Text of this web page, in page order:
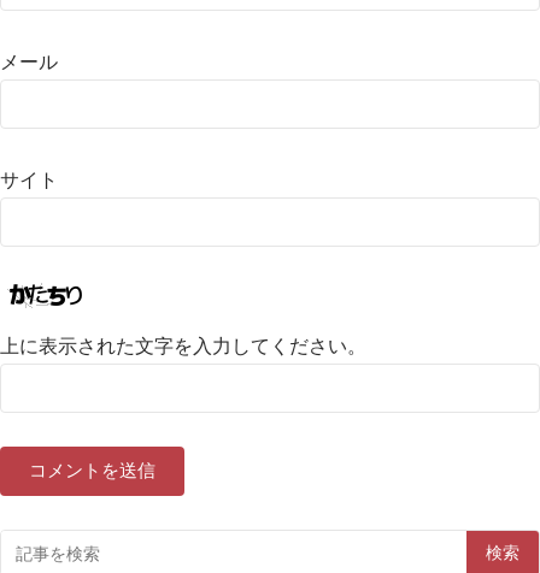
メール
サイト
上に表示された文字を入力してください。
検索